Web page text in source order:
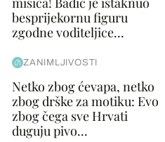
besprijekornu figuru
zgodne voditeljice...
ZANIMLJIVOSTI
Netko zbog ćevapa, netko
zbog drške za motiku: Evo
zbog čega sve Hrvati
duguju pivo...